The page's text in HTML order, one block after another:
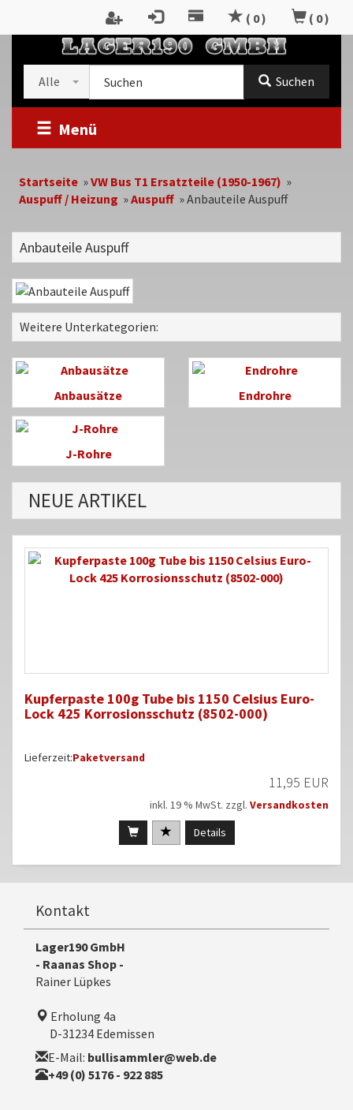
( 0) ( 0)
Alle
Shop
Suchen
Menü
Startseite »VW Bus T1 Ersatzteile (1950-1967) »
Auspuff / Heizung »Auspuff »Anbauteile Auspuff
Anbauteile Auspuff
Weitere Unterkategorien:
Anbausätze Endrohre
J-Rohre
NEUE ARTIKEL
Kupferpaste 100g Tube bis 1150 Celsius Euro-
Lock 425 Korrosionsschutz (8502-000)
Lieferzeit:Paketversand
11,95 EUR
inkl. 19 % MwSt. zzgl. Versandkosten
Details
Kontakt
Lager190 GmbH
- Raanas Shop -
Rainer Lüpkes
Erholung 4a
D-31234 Edemissen
E-Mail: bullisammler@web.de
+49 (0) 5176 - 922 885